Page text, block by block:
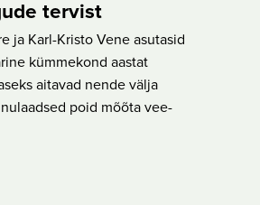
tervist
ja Karl-Kristo Vene asutasid
kümmekond aastat
aitavad nende välja
poid mõõta vee-